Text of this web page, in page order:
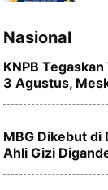
Nasional
KNPB
3 Agustus,
MBG Dikebut di
Ahli Gizi